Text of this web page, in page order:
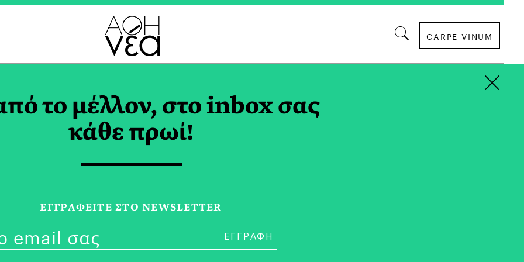
CARPE VINUM
ΣΥΛΒΙΑΣ ΙΩΑΝΝΟΥ TAG
Υπαίθρια Έκθεση με τους Ήρωες του
το μέλλον, στο inbox σας
κάθε πρωί!
ΕΓΓPΑΦΕΙΤΕ ΣΤΟ NEWSLETTER
×